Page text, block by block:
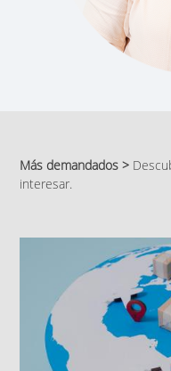
Más demandados >
interesar.